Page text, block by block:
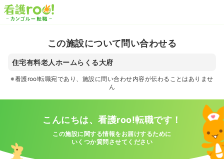
この施設について問い合わせる
住宅有料老人ホームらくる大府
※看護roo!転職宛であり、施設に問い合わせ内容が伝わることはありませ
ん
こんにちは、看護roo!転職です！
この施設に関する情報をお届けするために
いくつか質問させてください